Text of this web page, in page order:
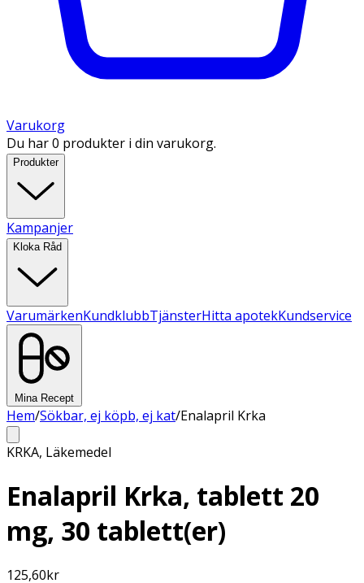
Varukorg
Du har 0 produkter i din varukorg.
Produkter
Kampanjer
Kloka Råd
VarumärkenKundklubbTjänsterHitta apotekKundservice
Mina Recept
Hem/Sökbar, ej köpb, ej kat/Enalapril Krka
KRKA, Läkemedel
Enalapril Krka, tablett 20
mg, 30 tablett(er)
125,60kr